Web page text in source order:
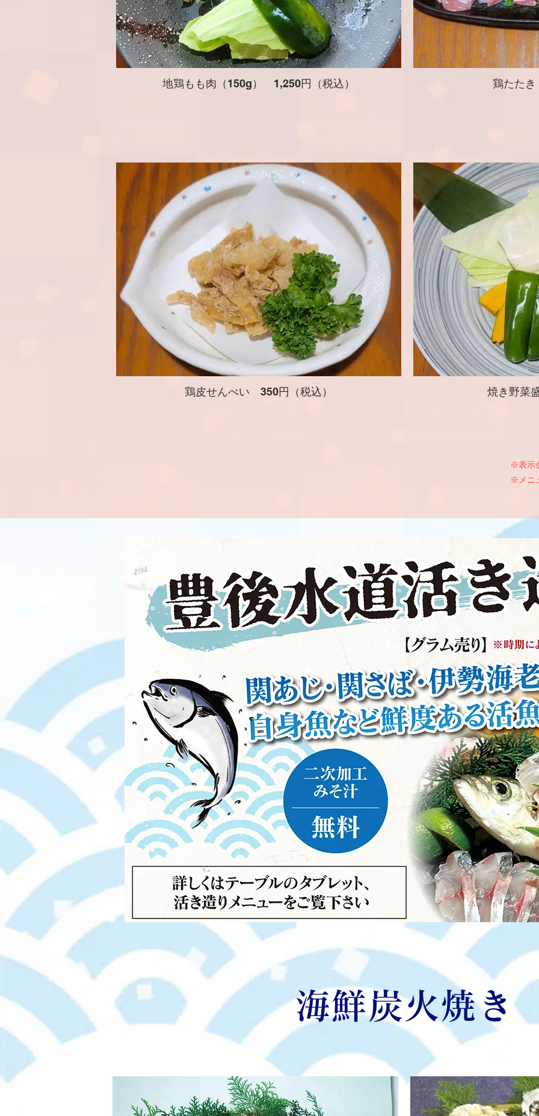
地鶏もも肉（150g） 1,250円（税込） 鶏たた
鶏皮せんべい 350円（税込） 焼き野菜
​※表示
​※メニ
海鮮炭火焼き